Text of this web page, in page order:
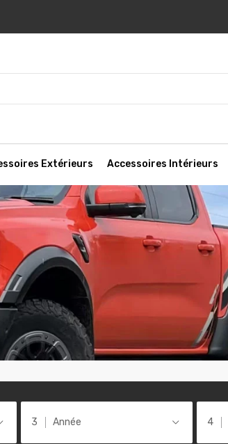
Extérieurs Accessoires Intérieurs
Année